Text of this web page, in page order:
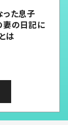
った息子
妻の日記に
は